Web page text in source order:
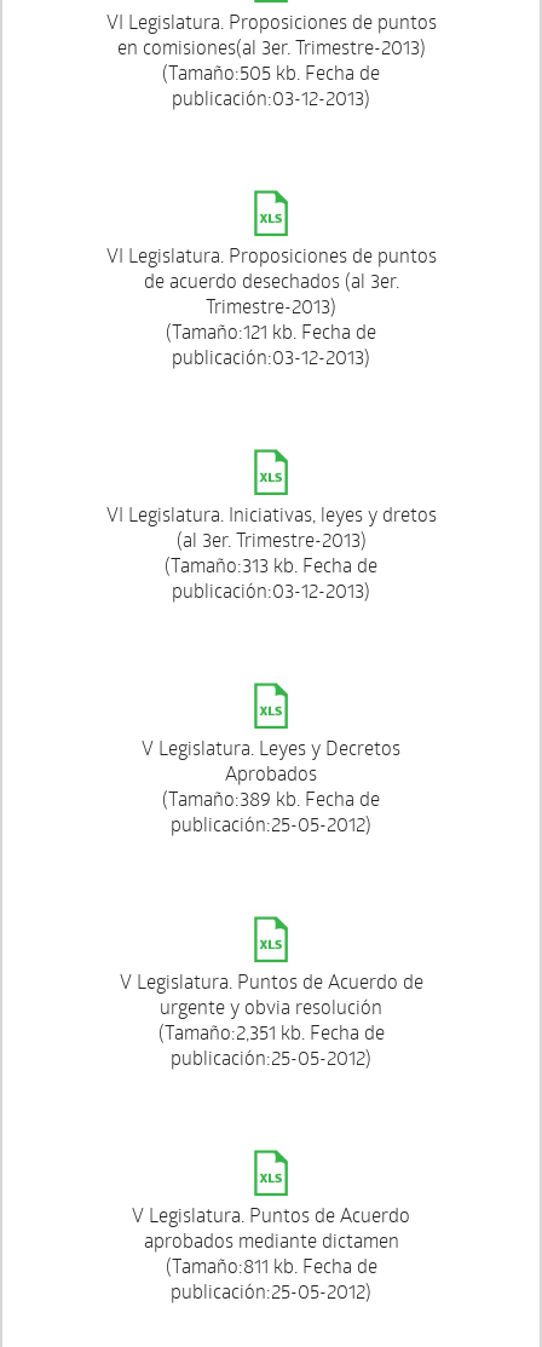
VI Legislatura. Proposiciones de puntos
en comisiones(al 3er. Trimestre-2013)
(Tamaño:505 kb. Fecha de
publicación:03-12-2013)
VI Legislatura. Proposiciones de puntos
de acuerdo desechados (al 3er.
Trimestre-2013)
(Tamaño:121 kb. Fecha de
publicación:03-12-2013)
VI Legislatura. Iniciativas, leyes y dretos
(al 3er. Trimestre-2013)
(Tamaño:313 kb. Fecha de
publicación:03-12-2013)
V Legislatura. Leyes y Decretos
Aprobados
(Tamaño:389 kb. Fecha de
publicación:25-05-2012)
V Legislatura. Puntos de Acuerdo de
urgente y obvia resolución
(Tamaño:2,351 kb. Fecha de
publicación:25-05-2012)
V Legislatura. Puntos de Acuerdo
aprobados mediante dictamen
(Tamaño:811 kb. Fecha de
publicación:25-05-2012)